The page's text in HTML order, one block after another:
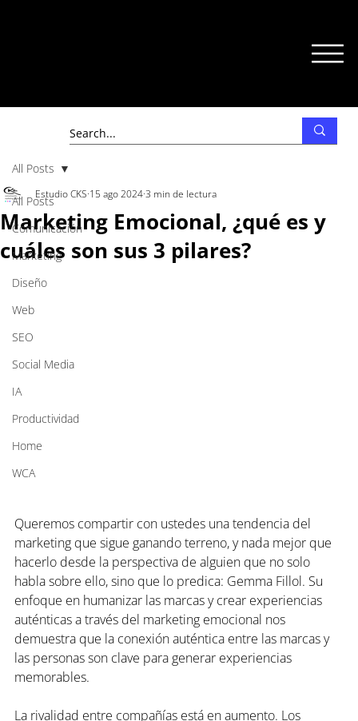
All Posts
Comunicación
Marketing
Diseño
Web
SEO
Social Media
IA
Productividad
Home
WCA
All Posts
Marketing Emocional, ¿qué es y
cuáles son sus 3 pilares?
Estudio CKS 15 ago 20243 min de lectura
Queremos compartir con ustedes una tendencia del
marketing que sigue ganando terreno, y nada mejor que
hacerlo desde la perspectiva de alguien que no solo
habla sobre ello, sino que lo predica: Gemma Fillol. Su
enfoque en humanizar las marcas y crear experiencias
auténticas a través del marketing emocional nos
demuestra que la conexión auténtica entre las marcas y
las personas son clave para generar experiencias
memorables.
La rivalidad entre compañías está en aumento. Los